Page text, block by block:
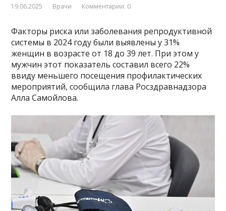
19.06.2025 Врачи Комментарии: 0
Факторы риска или заболевания репродуктивной
системы в 2024 году были выявлены у 31%
женщин в возрасте от 18 до 39 лет. При этом у
мужчин этот показатель составил всего 22%
ввиду меньшего посещения профилактических
мероприятий, сообщила глава Росздравнадзора
Алла Самойлова.